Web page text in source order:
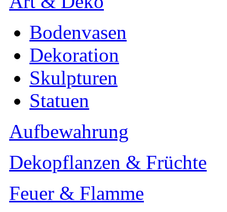
Bodenvasen
Dekoration
Skulpturen
Statuen
Aufbewahrung
Dekopflanzen & Früchte
Feuer & Flamme